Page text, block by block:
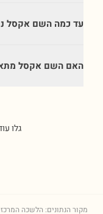
עד כמה השם אקסל
האם השם אקסל
גלו
מקור הנתונים: הלשכה